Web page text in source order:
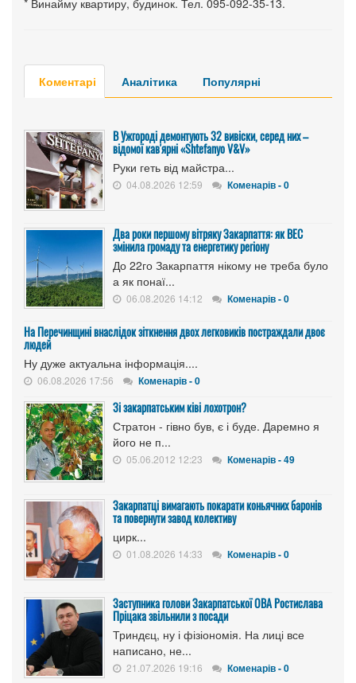
Коментарі Аналітика Популярні
В Ужгороді демонтують 32 вивіски, серед них –
відомої кав'ярні «Shtefanyo V&V»
Руки геть від майстра...
04.08.2026 12:59 Коменарів - 0
Два роки першому вітряку Закарпаття: як ВЕС
змінила громаду та енергетику регіону
До 22го Закарпаття нікому не треба було
а як понаї...
06.08.2026 14:12 Коменарів - 0
На Перечинщині внаслідок зіткнення двох легковиків постраждали двоє
людей
Ну дуже актуальна інформація....
06.08.2026 17:56 Коменарів - 0
Зі закарпатським ківі лохотрон?
Стратон - гівно був, є і буде. Даремно я
його не п...
05.06.2012 12:23 Коменарів - 49
Закарпатці вимагають покарати коньячних баронів
та повернути завод колективу
цирк...
01.08.2026 14:33 Коменарів - 0
Заступника голови Закарпатської ОВА Ростислава
Пріцака звільнили з посади
Триндєц, ну і фізіономія. На лиці все
написано, не...
21.07.2026 19:16 Коменарів - 0